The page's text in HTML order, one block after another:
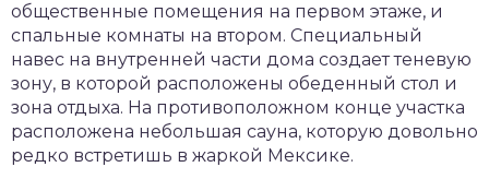
общественные помещения на первом этаже, и
спальные комнаты на втором. Специальный
навес на внутренней части дома создает теневую
зону, в которой расположены обеденный стол и
зона отдыха. На противоположном конце участка
расположена небольшая сауна, которую довольно
редко встретишь в жаркой Мексике.